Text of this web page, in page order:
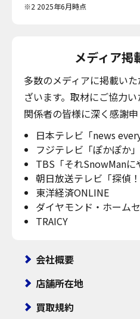
※2 2025年6月時点
メディア掲
多数のメディアに掲載い
ざいます。取材にご協力
関係者の皆様に深く感謝申
日本テレビ「news
フジテレビ「ぽかぽか」
TBS「それSnowManに
朝日放送テレビ「探偵
東洋経済ONLINE
ダイヤモンド・ホーム
TRAICY
会社概要
店舗所在地
買取規約